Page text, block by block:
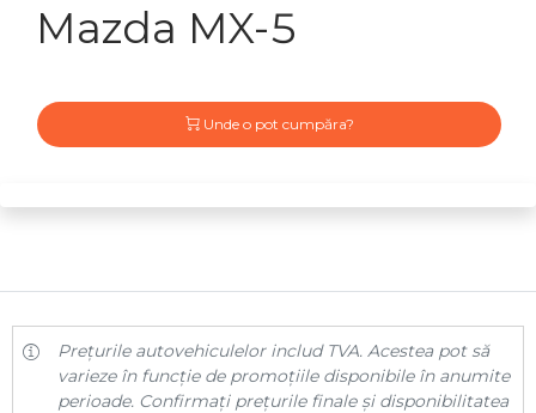
Mazda MX-5
Unde o pot cumpăra?
Prețurile autovehiculelor includ TVA. Acestea pot să
varieze în funcție de promoțiile disponibile în anumite
perioade. Confirmați prețurile finale și disponibilitatea